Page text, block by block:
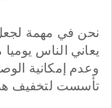
نحن في مهمة
يعاني الناس
وعدم إمكانية
تأسست لتخفيف